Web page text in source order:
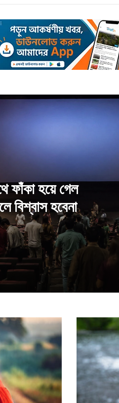
গায়ে সাদা
উপকার হয়েছিল
ব
কে
খে
ম